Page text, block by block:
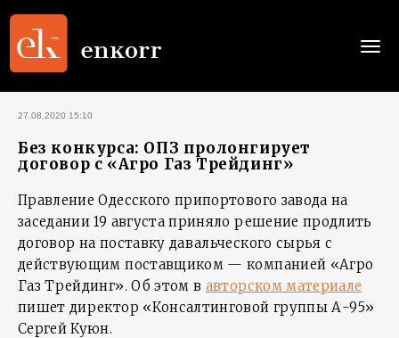
27.08.2020 15:10
Без конкурса: ОПЗ пролонгирует
договор с «Агро Газ Трейдинг»
Правление Одесского припортового завода на
заседании 19 августа приняло решение продлить
договор на поставку давальческого сырья с
действующим поставщиком — компанией «Агро
Газ Трейдинг». Об этом в авторском материале
пишет директор «Консалтинговой группы А-95»
Сергей Куюн.